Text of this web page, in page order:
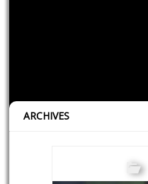
ARCHIVES